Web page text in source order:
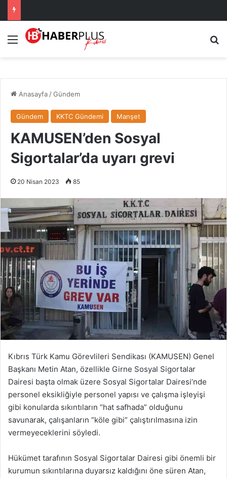
Menü
Anasayfa/Gündem
Gündem KKTC Gündemi Manşet
KAMUSEN’den Sosyal
Sigortalar’da uyarı grevi
20 Nisan 2023 85
Kıbrıs Türk Kamu Görevlileri Sendikası (KAMUSEN) Genel
Başkanı Metin Atan, özellikle Girne Sosyal Sigortalar
Dairesi başta olmak üzere Sosyal Sigortalar Dairesi’nde
personel eksikliğiyle personel yapısı ve çalışma işleyişi
gibi konularda sıkıntıların “hat safhada” olduğunu
savunarak, çalışanların “köle gibi” çalıştırılmasına izin
vermeyeceklerini söyledi.
Hükümet tarafının Sosyal Sigortalar Dairesi gibi önemli bir
kurumun sıkıntılarına duyarsız kaldığını öne süren Atan,